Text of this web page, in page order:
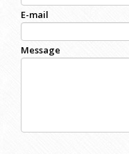
E-mail
Message